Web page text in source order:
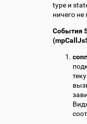
type и
ничего не
События